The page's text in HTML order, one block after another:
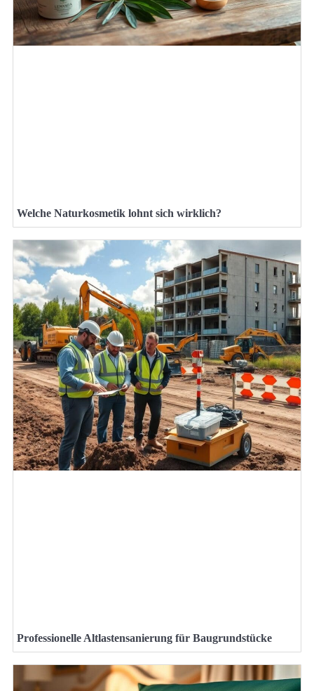
Welche Naturkosmetik lohnt sich wirklich?
Professionelle Altlastensanierung für Baugrundstücke